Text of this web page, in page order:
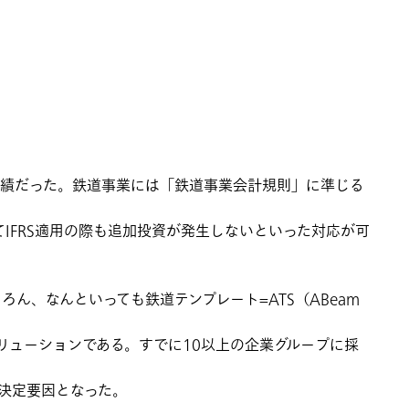
だった。鉄道事業には「鉄道事業会計規則」に準じる
適用の際も追加投資が発生しないといった対応が可
ん、なんといっても鉄道テンプレート=ATS（ABeam
ーションである。すでに10以上の企業グループに採
要因となった。